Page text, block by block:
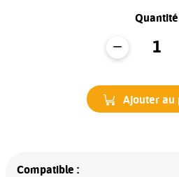
Quantité
Ajouter au
Compatible :